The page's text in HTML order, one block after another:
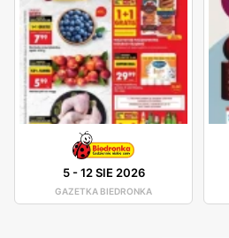
na zmieniające się potrzeby
również dbałością o jakość
że sieć specjalizuje się w
przystępnych cenach, nie
produkty są starannie
spełniały oczekiwania klientów
funkcjonalności i trwałości.
pewność, że kupują produkty,
czas. Sieć TEDi rozwija się
5-12 SIE 2026
GAZETKA BIEDRONKA